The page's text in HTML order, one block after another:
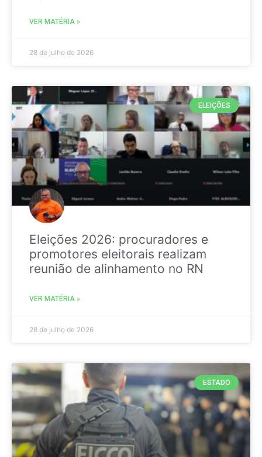
VER MATÉRIA »
28 de julho de 2026
ELEIÇÕES
Eleições 2026: procuradores e
promotores eleitorais realizam
reunião de alinhamento no RN
VER MATÉRIA »
28 de julho de 2026
ESTADO